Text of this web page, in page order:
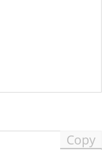
Copy